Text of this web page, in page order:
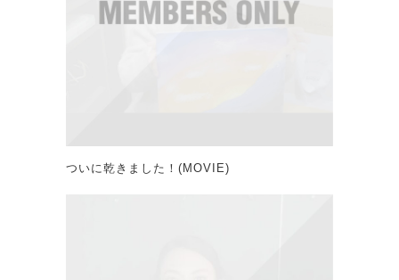
ついに乾きました！(MOVIE)